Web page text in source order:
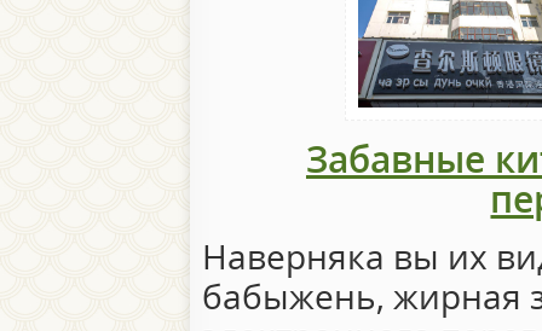
Забавные
Наверняка вы их
бабыжень, жирная